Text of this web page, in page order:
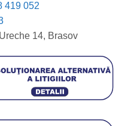
419 052
14, Brasov